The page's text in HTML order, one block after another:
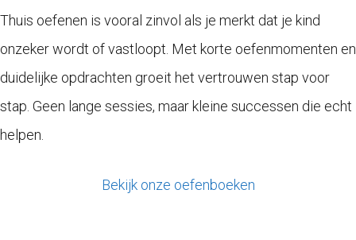
Thuis oefenen is vooral zinvol als je merkt dat je kind
onzeker wordt of vastloopt. Met korte oefenmomenten en
duidelijke opdrachten groeit het vertrouwen stap voor
stap. Geen lange sessies, maar kleine successen die echt
helpen.
Bekijk onze oefenboeken